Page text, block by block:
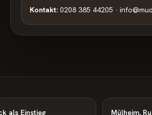
Kontakt:0208 385 44205 ·
als Einstieg Mülheim,